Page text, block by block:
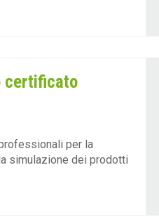
certificato
per la
simulazione dei prodotti